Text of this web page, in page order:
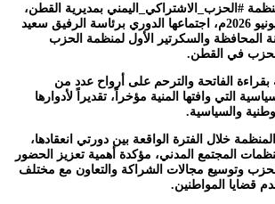
#الحزب_الاشتراكي_اليمني بمديرية القطن،
صباح اليوم الأربعاء 17 يونيو 2026م، اجتماعها الدوري برئاسة الرفيق سعيد
المحافظة والسكرتير الأول لمنظمة الحزب
الحزب في القطن.
بقراءة الفاتحة والترحم على أرواح عدد من
التي وافتها المنية مؤخراً، تقديراً لأدوارها
والسياسية.
خلال الفترة الواقعة بين دورتي انعقادها،
المجتمع المدني، مؤكدة أهمية تعزيز الحضور
وتوسيع مجالات الشراكة والتعاون مع مختلف
قضايا المواطنين.